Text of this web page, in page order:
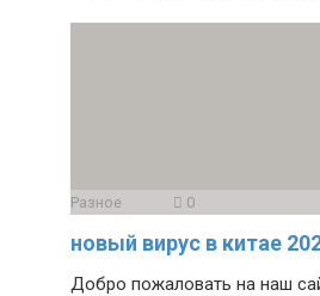
Разное 0
новый вирус в китае
Добро пожаловать на наш